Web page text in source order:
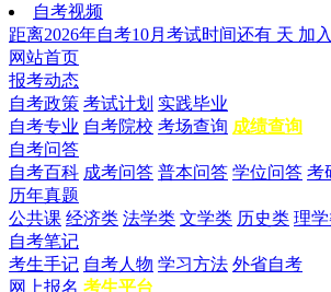
自考视频
距离2026年自考10月考试时间还有 天 加
网站首页
报考动态
自考政策 考试计划 实践毕业
自考专业 自考院校 考场查询 成绩查询
自考问答
自考百科 成考问答 普本问答 学位问答 考
历年真题
公共课 经济类 法学类 文学类 历史类 理
自考笔记
考生手记 自考人物 学习方法 外省自考
网上报名 考生平台